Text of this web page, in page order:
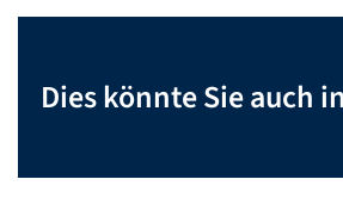
Dies könnte Sie auch